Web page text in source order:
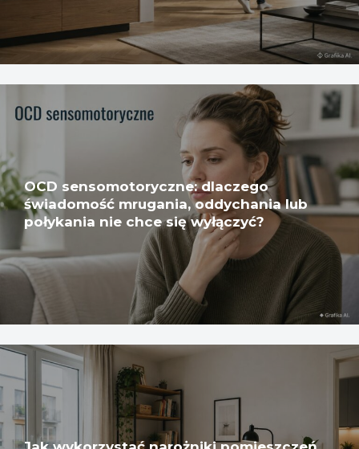
OCD sensomotoryczne: dlaczego
świadomość mrugania, oddychania lub
połykania nie chce się wyłączyć?